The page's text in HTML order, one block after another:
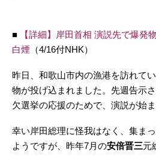
■
【詳細】岸田首相 演説先で爆発
白煙 （4/16付NHK）
昨日、和歌山市内の漁港を訪れて
物が投げ込まれました。先週告示
欠選挙の応援のためで、演説が始
幸い岸田総理に怪我はなく、集ま
ようですが、昨年7月の安倍晋三元